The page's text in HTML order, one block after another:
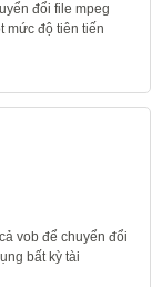
đổi file mpeg
mức độ tiên tiến
vob để chuyển đổi
bất kỳ tài